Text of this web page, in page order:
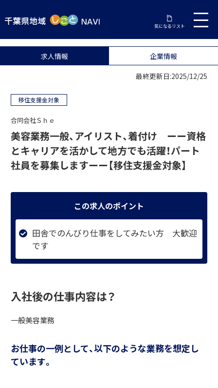
気になるリスト
求人情報 企業情報
最終更新日:2025/12/25
移住支援金対象
合同会社Ｓｈｅ
美容業務一般、アイリスト、着付け ーー資格
とキャリアを活かして地方でも活躍！パート
社員を募集しますーー【移住支援金対象】
この求人のポイント
田舎でのんびり仕事をしてみたい方 大歓迎
です
入社後の仕事内容は？
一般美容業務
お仕事の一例として、以下のような業務を想定し
ています。